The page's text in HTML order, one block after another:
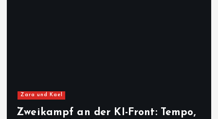
Zara und Kael
Zweikampf an der KI-Front: Tempo,